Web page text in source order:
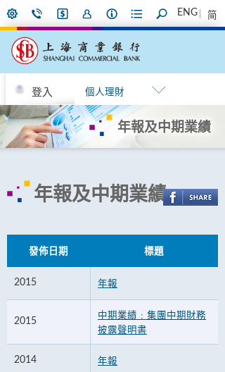
ENG 简
登入 個人理財
年報及中期業績
年報及中期業績
發佈日期 標題
2015 年報
2015
中期業績﹕集團中期財務
披露聲明書
2014 年報